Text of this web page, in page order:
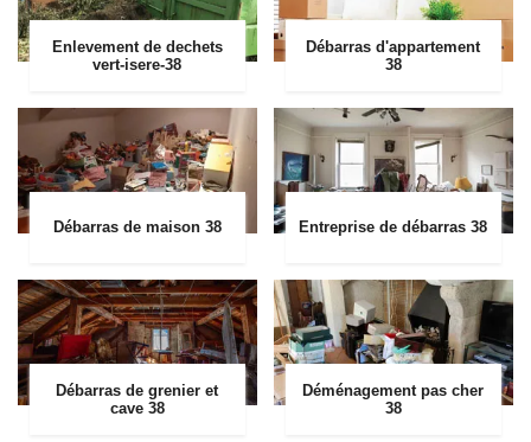
Enlevement de dechets
vert-isere-38
Débarras d'appartement
38
Débarras de maison 38 Entreprise de débarras 38
Débarras de grenier et
cave 38
Déménagement pas cher
38